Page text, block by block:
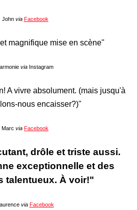
John via Facebook
magnifique mise en scène"
via Instagram
A vivre absolument. (mais jusqu'à
nous encaisser?)"
Marc via Facebook
drôle et triste aussi.
exceptionnelle et des
talentueux. À voir!"
via Facebook